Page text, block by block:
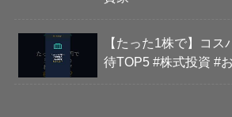
【たった1株で】コス
待TOP5 #株式投資 #